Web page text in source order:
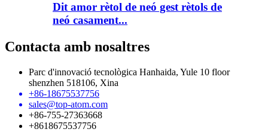
Dit amor rètol de neó gest rètols de
neó casament...
Contacta amb nosaltres
Parc d'innovació tecnològica Hanhaida, Yule 10 floor
shenzhen 518106, Xina
+86-18675537756
sales@top-atom.com
+86-755-27363668
+8618675537756